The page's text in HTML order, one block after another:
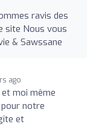
ravis des
site Nous vous
& Sawssane
ago
moi même
notre
et